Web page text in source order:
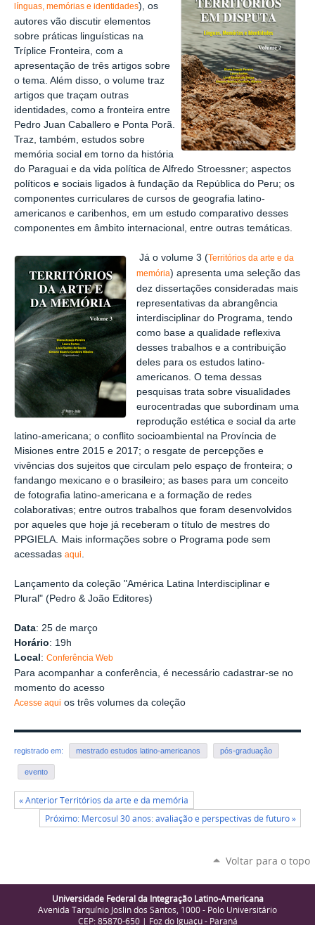
línguas, memórias e identidades), os
autores vão discutir elementos
sobre práticas linguísticas na
Tríplice Fronteira, com a
apresentação de três artigos sobre
o tema. Além disso, o volume traz
artigos que traçam outras
identidades, como a fronteira entre
Pedro Juan Caballero e Ponta Porã.
Traz, também, estudos sobre
memória social em torno da história
do Paraguai e da vida política de Alfredo Stroessner; aspectos
políticos e sociais ligados à fundação da República do Peru; os
componentes curriculares de cursos de geografia latino-
americanos e caribenhos, em um estudo comparativo desses
componentes em âmbito internacional, entre outras temáticas.
Já o volume 3 (Territórios da arte e da
memória) apresenta uma seleção das
dez dissertações consideradas mais
representativas da abrangência
interdisciplinar do Programa, tendo
como base a qualidade reflexiva
desses trabalhos e a contribuição
deles para os estudos latino-
americanos. O tema dessas
pesquisas trata sobre visualidades
eurocentradas que subordinam uma
reprodução estética e social da arte
latino-americana; o conflito socioambiental na Província de
Misiones entre 2015 e 2017; o resgate de percepções e
vivências dos sujeitos que circulam pelo espaço de fronteira; o
fandango mexicano e o brasileiro; as bases para um conceito
de fotografia latino-americana e a formação de redes
colaborativas; entre outros trabalhos que foram desenvolvidos
por aqueles que hoje já receberam o título de mestres do
PPGIELA. Mais informações sobre o Programa pode sem
acessadas aqui
Lançamento da coleção "América Latina Interdisciplinar e
Plural" (Pedro & João Editores)
Data: 25 de março
Horário: 19h
Local : Conferência Web
Para acompanhar a conferência, é necessário cadastrar-se no
momento do acesso
Acesse aqui os três volumes da coleção
registrado em: mestrado estudos latino-americanos pós-graduação
evento
« Anterior Territórios da arte e da memória
Próximo: Mercosul 30 anos: avaliação e perspectivas de futuro »
Voltar para o topo
Universidade Federal da Integração Latino-Americana
Avenida Tarquínio Joslin dos Santos, 1000 - Polo Universitário
CEP: 85870-650 | Foz do Iguaçu - Paraná